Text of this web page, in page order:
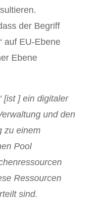
der Begriff
auf EU-Ebene
Ebene
[ist ] ein digitaler
und den
zu einem
Pool
Ressourcen
sind.